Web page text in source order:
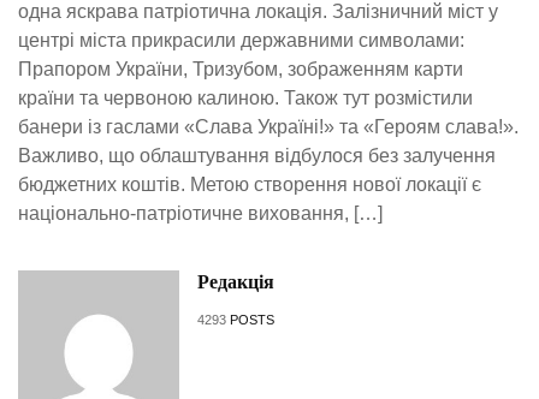
одна яскрава патріотична локація. Залізничний міст у
центрі міста прикрасили державними символами:
Прапором України, Тризубом, зображенням карти
країни та червоною калиною. Також тут розмістили
банери із гаслами «Слава Україні!» та «Героям слава!».
Важливо, що облаштування відбулося без залучення
бюджетних коштів. Метою створення нової локації є
національно-патріотичне виховання, […]
Редакція
4293 POSTS